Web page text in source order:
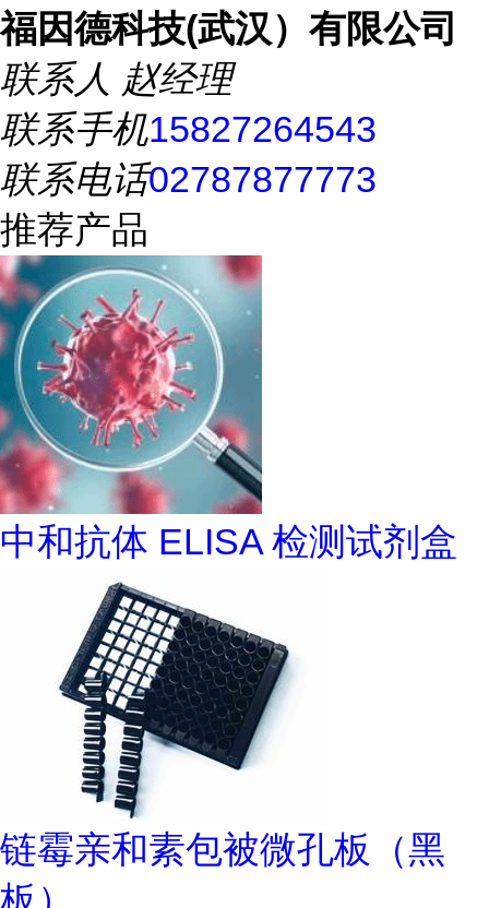
福因德科技(武汉）有限公司
联系人 赵经理
联系手机15827264543
联系电话02787877773
推荐产品
中和抗体 ELISA 检测试剂盒
链霉亲和素包被微孔板（黑
板）